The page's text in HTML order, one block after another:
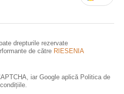
drepturile rezervate
de către RIESENIA
iar Google aplică Politica de